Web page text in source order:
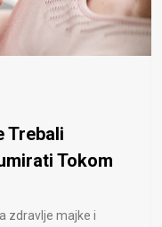
Trebali
Tokom
zdravlje majke i